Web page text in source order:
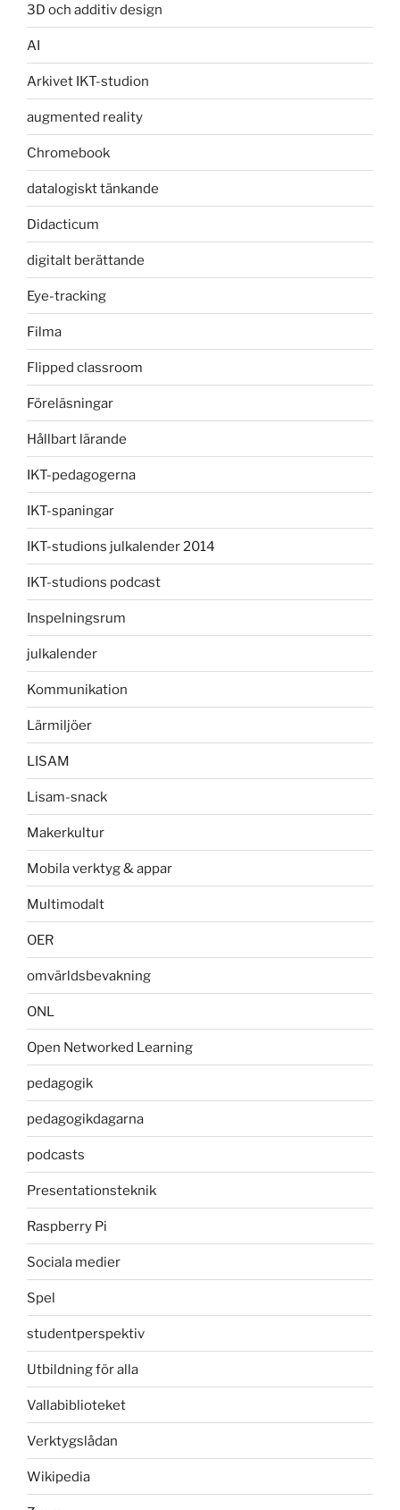
3D och additiv design
AI
Arkivet IKT-studion
augmented reality
Chromebook
datalogiskt tänkande
Didacticum
digitalt berättande
Eye-tracking
Filma
Flipped classroom
Föreläsningar
Hållbart lärande
IKT-pedagogerna
IKT-spaningar
IKT-studions julkalender 2014
IKT-studions podcast
Inspelningsrum
julkalender
Kommunikation
Lärmiljöer
LISAM
Lisam-snack
Makerkultur
Mobila verktyg & appar
Multimodalt
OER
omvärldsbevakning
ONL
Open Networked Learning
pedagogik
pedagogikdagarna
podcasts
Presentationsteknik
Raspberry Pi
Sociala medier
Spel
studentperspektiv
Utbildning för alla
Vallabiblioteket
Verktygslådan
Wikipedia